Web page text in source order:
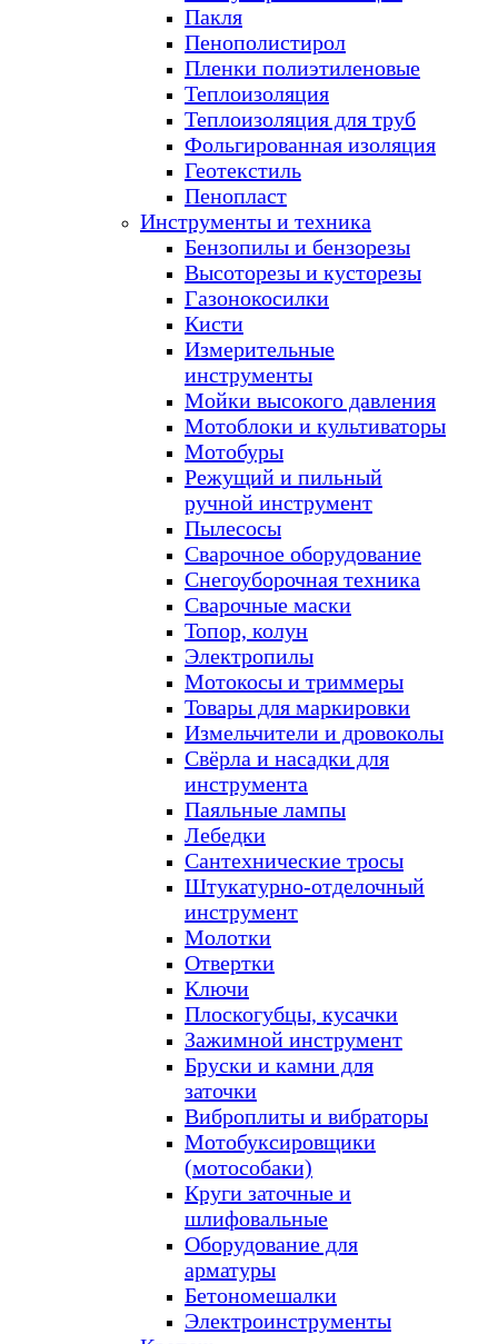
Пакля
Пенополистирол
Пленки полиэтиленовые
Теплоизоляция
Теплоизоляция для труб
Фольгированная изоляция
Геотекстиль
Пенопласт
Инструменты и техника
Бензопилы и бензорезы
Высоторезы и кусторезы
Газонокосилки
Кисти
Измерительные
инструменты
Мойки высокого давления
Мотоблоки и культиваторы
Мотобуры
Режущий и пильный
ручной инструмент
Пылесосы
Сварочное оборудование
Снегоуборочная техника
Сварочные маски
Топор, колун
Электропилы
Мотокосы и триммеры
Товары для маркировки
Измельчители и дровоколы
Свёрла и насадки для
инструмента
Паяльные лампы
Лебедки
Сантехнические тросы
Штукатурно-отделочный
инструмент
Молотки
Отвертки
Ключи
Плоскогубцы, кусачки
Зажимной инструмент
Бруски и камни для
заточки
Виброплиты и вибраторы
Мотобуксировщики
(мотособаки)
Круги заточные и
шлифовальные
Оборудование для
арматуры
Бетономешалки
Электроинструменты